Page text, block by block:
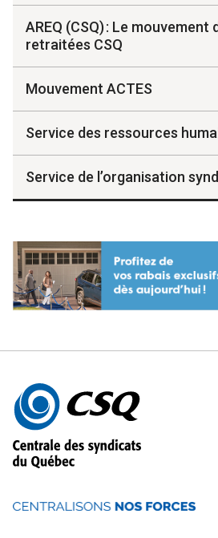
AREQ (CSQ) : Le mouvement
retraitées CSQ
Mouvement ACTES
Service des ressources
Service de l’organisation
Autres
informations